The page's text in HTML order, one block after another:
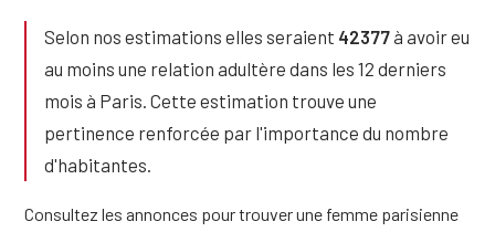
Selon nos estimations elles seraient 42377à avoir eu
au moins une relation adultère dans les 12 derniers
mois à Paris. Cette estimation trouve une
pertinence renforcée par l'importance du nombre
d'habitantes.
Consultez les annonces pour trouver une femme parisienne